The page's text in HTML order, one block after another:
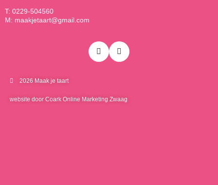
T: 0229-504560
M: maakjetaart@gmail.com
2026 Maak je taart
website door Coark Online Marketing Zwaag